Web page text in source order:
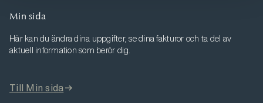
Min sida
Här kan du ändra dina uppgifter, se dina fakturor och ta del av
aktuell information som berör dig.
Till Min sida